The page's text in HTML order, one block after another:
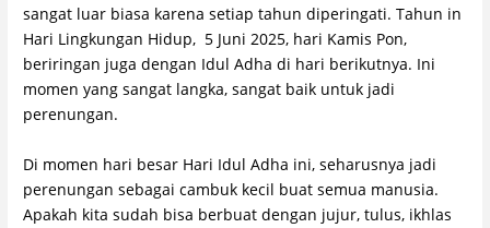
sangat luar biasa karena setiap tahun diperingati. Tahun in
Hari Lingkungan Hidup, 5 Juni 2025, hari Kamis Pon,
beriringan juga dengan Idul Adha di hari berikutnya. Ini
momen yang sangat langka, sangat baik untuk jadi
perenungan.
Di momen hari besar Hari Idul Adha ini, seharusnya jadi
perenungan sebagai cambuk kecil buat semua manusia.
Apakah kita sudah bisa berbuat dengan jujur, tulus, ikhlas